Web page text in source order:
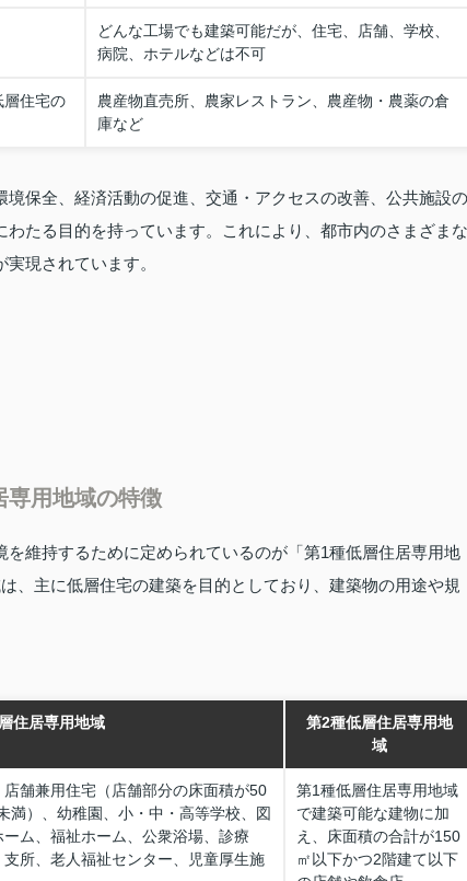
どんな工場でも建築可能だが、住宅、店舗、学校、
病院、ホテルなどは不可
層住宅の
農産物直売所、農家レストラン、農産物・農薬の倉
庫など
保全、経済活動の促進、交通・アクセスの改善、公共施設の
たる目的を持っています。これにより、都市内のさまざまな
現されています。
専用地域の特徴
維持するために定められているのが「第1種低層住居専用地
、主に低層住宅の建築を目的としており、建築物の用途や規
住居専用地域
第2種低層住居専用地
域
舗兼用住宅（店舗部分の床面積が50
満）、幼稚園、小・中・高等学校、図
ム、福祉ホーム、公衆浴場、診療
所、老人福祉センター、児童厚生施
第1種低層住居専用地域
で建築可能な建物に加
え、床面積の合計が150
㎡以下かつ2階建て以下